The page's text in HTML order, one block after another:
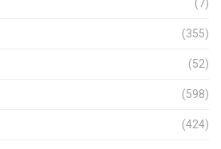
(7)
(355)
(52)
(598)
(424)